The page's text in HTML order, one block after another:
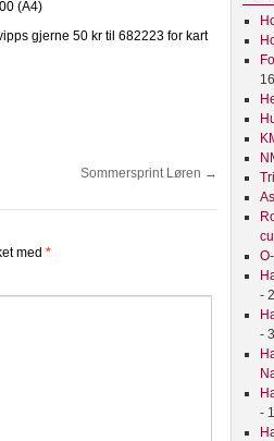
(A4)
gjerne 50 kr til 682223 for kart
Sommersprint Løren →
med *
-
-
-